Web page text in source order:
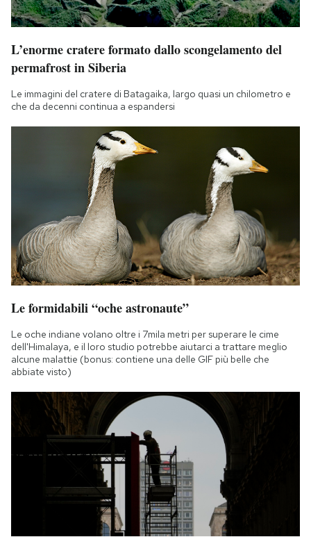
L’enorme cratere formato dallo scongelamento del
permafrost in Siberia
Le immagini del cratere di Batagaika, largo quasi un chilometro e
che da decenni continua a espandersi
Le formidabili “oche astronaute”
Le oche indiane volano oltre i 7mila metri per superare le cime
dell'Himalaya, e il loro studio potrebbe aiutarci a trattare meglio
alcune malattie (bonus: contiene una delle GIF più belle che
abbiate visto)